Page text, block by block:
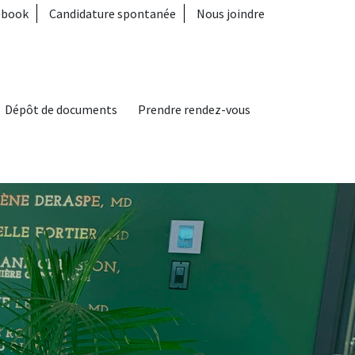
menu
Candidature spontanée Nous joindre
Dépôt de documents Prendre rendez-vous